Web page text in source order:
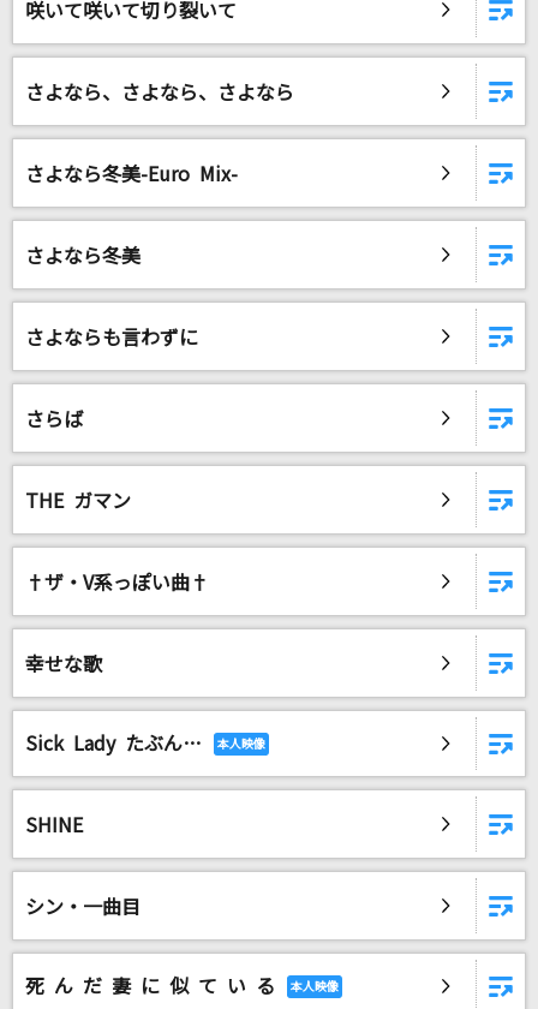
咲いて咲いて切り裂いて
さよなら、さよなら、さよなら
さよなら冬美-Euro Mix-
さよなら冬美
さよならも言わずに
さらば
THE ガマン
†ザ・V系っぽい曲†
幸せな歌
Sick Lady たぶん…
SHINE
シン・一曲目
死 ん だ 妻 に 似 て い る